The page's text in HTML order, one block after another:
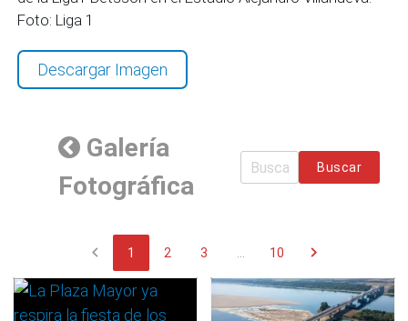
Foto: Liga 1
Descargar Imagen
Galería
Fotográfica
Buscar
chevron_left 1 2 3 10 chevron_right